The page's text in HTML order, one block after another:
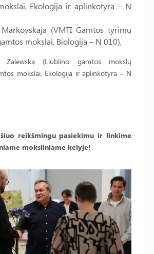
Ekologija ir aplinkotyra – N
(VMTI Gamtos tyrimų
mokslai, Biologija – N 010),
(Liublino gamtos mokslų
mokslai, Ekologija ir aplinkotyra – N
reikšmingu pasiekimu ir linkime
moksliniame kelyje!